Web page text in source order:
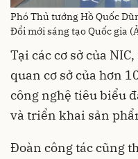
Phó Thủ tướng Hồ Quốc
Đổi mới sáng tạo Quốc gia
Tại các cơ sở của
quan cơ sở của hơn
công nghệ tiêu biểu
và triển khai sản
Đoàn công tác cũng